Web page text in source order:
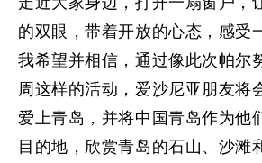
的双眼，带着开放的心态，感受
我希望并相信，通过像此次帕尔
周这样的活动，爱沙尼亚朋友将
爱上青岛，并将中国青岛作为他
目的地，欣赏青岛的石山、沙滩